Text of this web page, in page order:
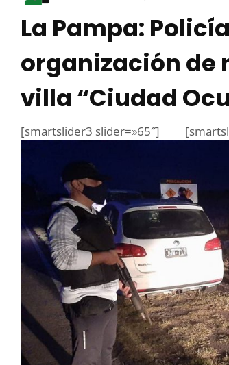
La Pampa:
organización de
villa “Ciudad
[smartslider3 slider=»65″]